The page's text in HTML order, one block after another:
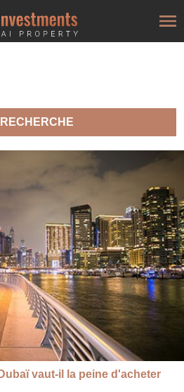
RECHERCHE
vaut-il la peine d'acheter